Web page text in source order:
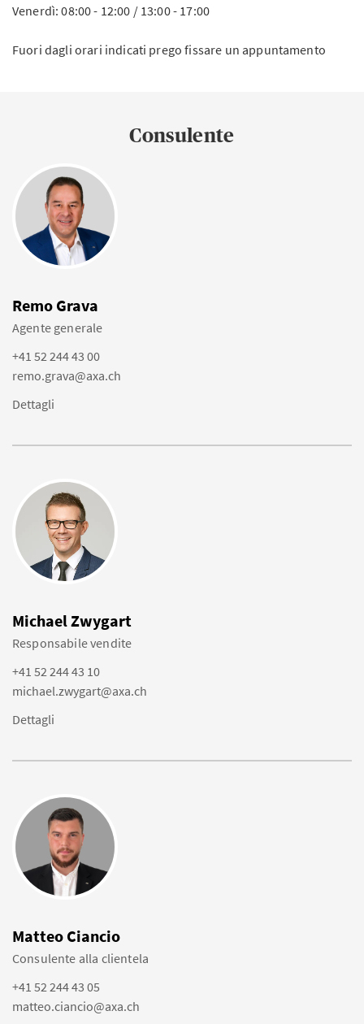
Venerdì: 08:00 - 12:00 / 13:00 - 17:00
Fuori dagli orari indicati prego fissare un appuntamento
Consulente
Remo Grava
Agente generale
+41 52 244 43 00
remo.grava@axa.ch
Dettagli
Michael Zwygart
Responsabile vendite
+41 52 244 43 10
michael.zwygart@axa.ch
Dettagli
Matteo Ciancio
Consulente alla clientela
+41 52 244 43 05
matteo.ciancio@axa.ch